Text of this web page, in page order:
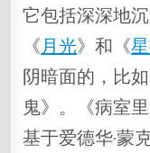
它包括深深地
《月光》和《
阴暗面的，比
鬼》。《病室
基于爱德华·蒙